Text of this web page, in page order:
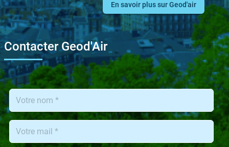
En savoir plus sur Geod'air
Contacter Geod'Air
Nom
l'utilisateur
Adresse
l'utilisateur